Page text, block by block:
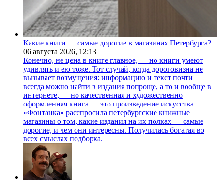
Какие книги — самые дорогие в магазинах Петербурга?
06 августа 2026, 12:13
Конечно, не цена в книге главное, — но книги умеют
удивлять и ею тоже. Тот случай, когда дороговизна не
вызывает возмущения: информацию и текст почти
всегда можно найти в издания попроще, а то и вообще в
интернете, — но качественная и художественно
оформленная книга — это произведение искусства.
«Фонтанка» расспросила петербургские книжные
магазины о том, какие издания на их полках — самые
дорогие, и чем они интересны. Получилась богатая во
всех смыслах подборка.